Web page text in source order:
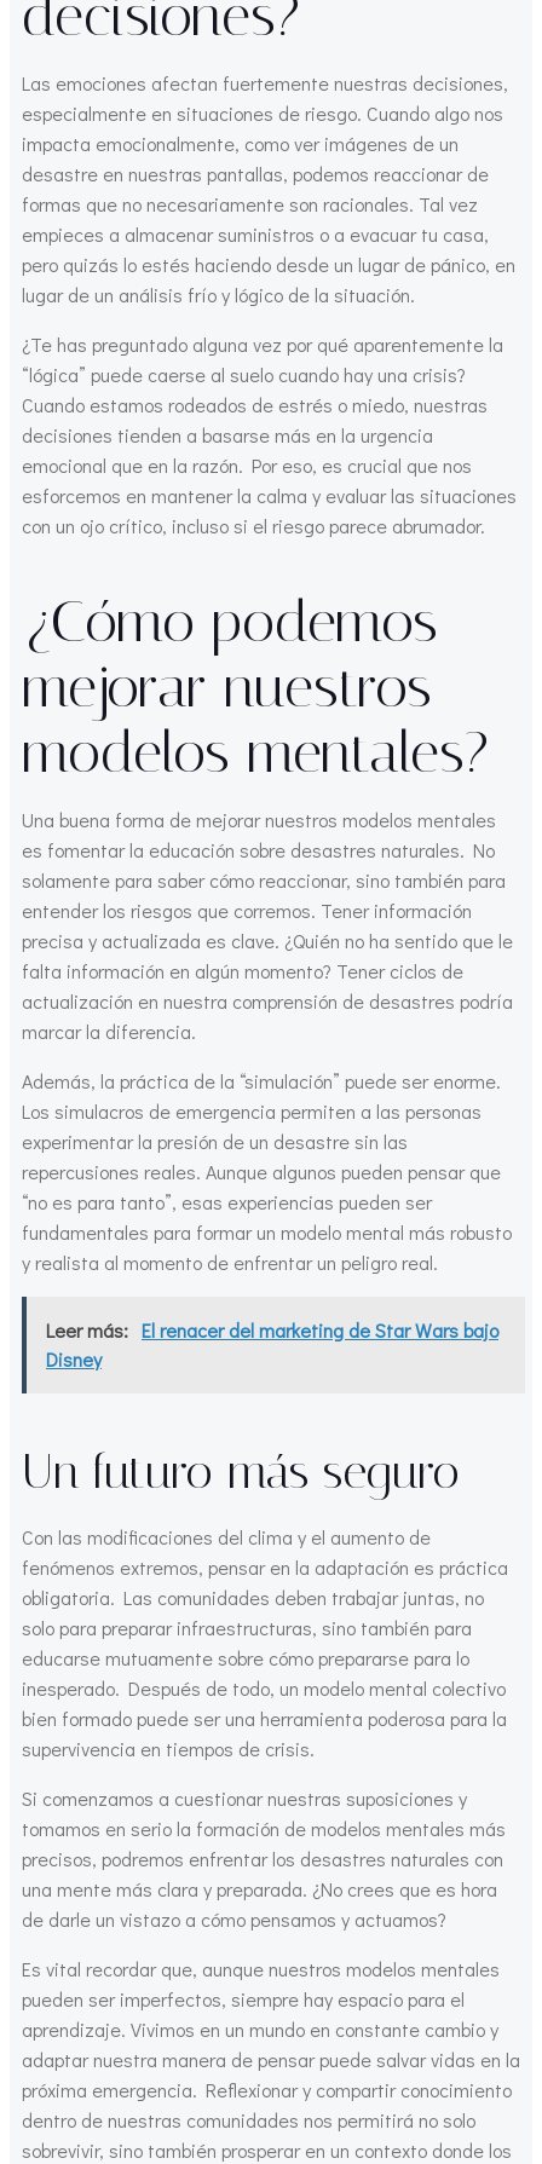
decisiones?
Las emociones afectan fuertemente nuestras decisiones,
especialmente en situaciones de riesgo. Cuando algo nos
impacta emocionalmente, como ver imágenes de un
desastre en nuestras pantallas, podemos reaccionar de
formas que no necesariamente son racionales. Tal vez
empieces a almacenar suministros o a evacuar tu casa,
pero quizás lo estés haciendo desde un lugar de pánico, en
lugar de un análisis frío y lógico de la situación.
¿Te has preguntado alguna vez por qué aparentemente la
“lógica” puede caerse al suelo cuando hay una crisis?
Cuando estamos rodeados de estrés o miedo, nuestras
decisiones tienden a basarse más en la urgencia
emocional que en la razón. Por eso, es crucial que nos
esforcemos en mantener la calma y evaluar las situaciones
con un ojo crítico, incluso si el riesgo parece abrumador.
¿Cómo podemos
mejorar nuestros
modelos mentales?
Una buena forma de mejorar nuestros modelos mentales
es fomentar la educación sobre desastres naturales. No
solamente para saber cómo reaccionar, sino también para
entender los riesgos que corremos. Tener información
precisa y actualizada es clave. ¿Quién no ha sentido que le
falta información en algún momento? Tener ciclos de
actualización en nuestra comprensión de desastres podría
marcar la diferencia.
Además, la práctica de la “simulación” puede ser enorme.
Los simulacros de emergencia permiten a las personas
experimentar la presión de un desastre sin las
repercusiones reales. Aunque algunos pueden pensar que
“no es para tanto”, esas experiencias pueden ser
fundamentales para formar un modelo mental más robusto
y realista al momento de enfrentar un peligro real.
Leer más: El renacer del marketing de Star Wars bajo
Disney
Un futuro más seguro
Con las modificaciones del clima y el aumento de
fenómenos extremos, pensar en la adaptación es práctica
obligatoria. Las comunidades deben trabajar juntas, no
solo para preparar infraestructuras, sino también para
educarse mutuamente sobre cómo prepararse para lo
inesperado. Después de todo, un modelo mental colectivo
bien formado puede ser una herramienta poderosa para la
supervivencia en tiempos de crisis.
Si comenzamos a cuestionar nuestras suposiciones y
tomamos en serio la formación de modelos mentales más
precisos, podremos enfrentar los desastres naturales con
una mente más clara y preparada. ¿No crees que es hora
de darle un vistazo a cómo pensamos y actuamos?
Es vital recordar que, aunque nuestros modelos mentales
pueden ser imperfectos, siempre hay espacio para el
aprendizaje. Vivimos en un mundo en constante cambio y
adaptar nuestra manera de pensar puede salvar vidas en la
próxima emergencia. Reflexionar y compartir conocimiento
dentro de nuestras comunidades nos permitirá no solo
sobrevivir, sino también prosperar en un contexto donde los